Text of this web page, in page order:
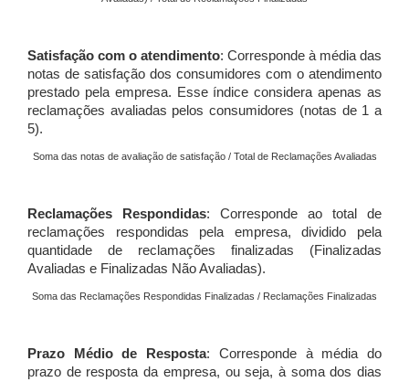
Satisfação com o atendimento: Corresponde à média das
notas de satisfação dos consumidores com o atendimento
prestado pela empresa. Esse índice considera apenas as
reclamações avaliadas pelos consumidores (notas de 1 a
5).
Soma das notas de avaliação de satisfação / Total de Reclamações Avaliadas
Reclamações Respondidas: Corresponde ao total de
reclamações respondidas pela empresa, dividido pela
quantidade de reclamações finalizadas (Finalizadas
Avaliadas e Finalizadas Não Avaliadas).
Soma das Reclamações Respondidas Finalizadas / Reclamações Finalizadas
Prazo Médio de Resposta: Corresponde à média do
prazo de resposta da empresa, ou seja, à soma dos dias